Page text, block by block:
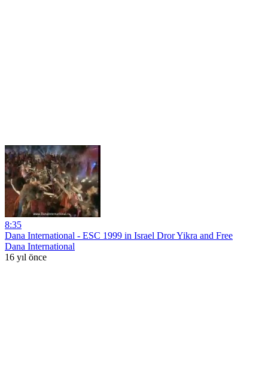
8:35
Dana International - ESC 1999 in Israel Dror Yikra and Free
Dana International
16 yıl önce